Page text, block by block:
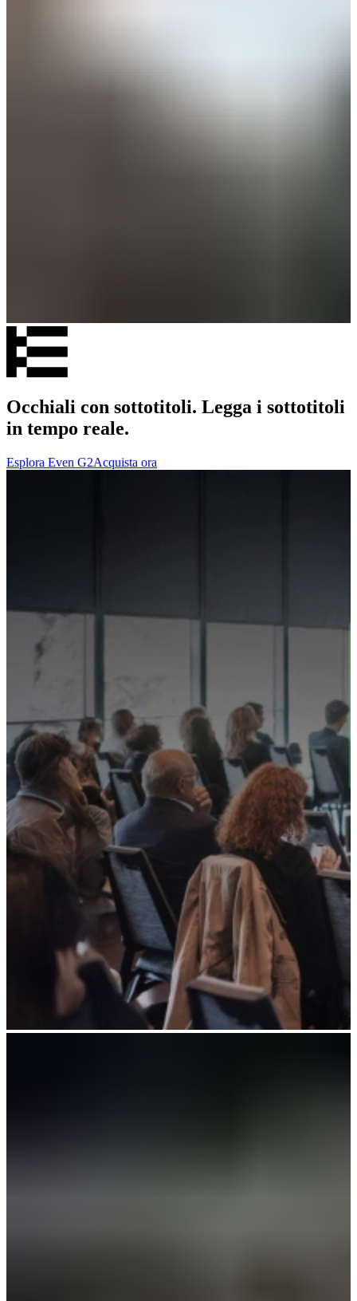
Occhiali con sottotitoli. Legga i sottotitoli
in tempo reale.
Esplora Even G2Acquista ora